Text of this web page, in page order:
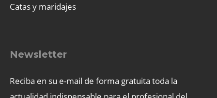
Catas y maridajes
Newsletter
Reciba en su e-mail de forma gratuita toda la